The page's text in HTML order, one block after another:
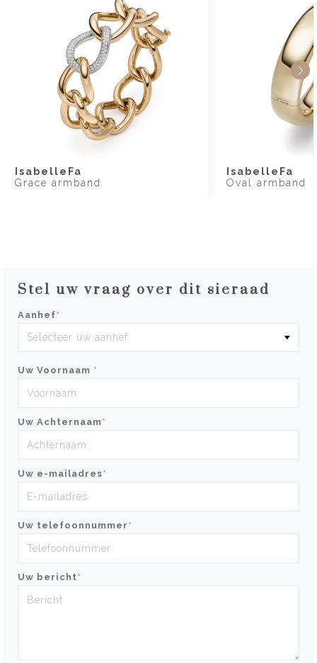
IsabelleFa
Grace armband
IsabelleFa
Oval armband
Stel uw vraag over dit sieraad
Aanhef*
Uw Voornaam *
Uw Achternaam*
Uw e-mailadres*
Uw telefoonnummer *
Uw bericht*